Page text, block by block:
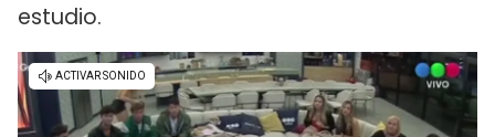
estudio.